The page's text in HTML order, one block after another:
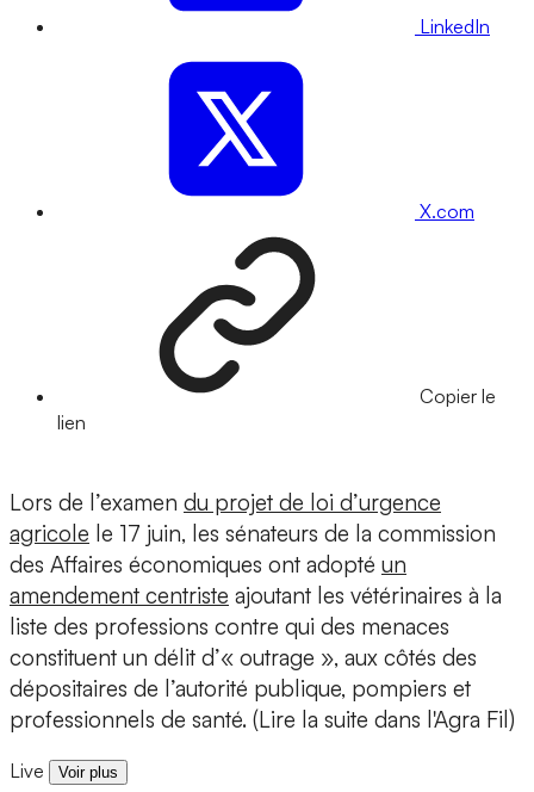
LinkedIn
X.com
Copier le
lien
Lors de l’examen du projet de loi d’urgence
agricole le 17 juin, les sénateurs de la commission
des Affaires économiques ont adopté un
amendement centriste ajoutant les vétérinaires à la
liste des professions contre qui des menaces
constituent un délit d’« outrage », aux côtés des
dépositaires de l’autorité publique, pompiers et
professionnels de santé. (Lire la suite dans l'Agra Fil)
Live Voir plus